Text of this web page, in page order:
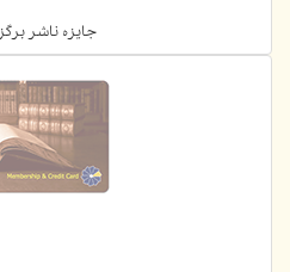
جایزه ناشر